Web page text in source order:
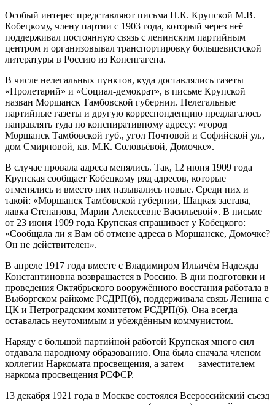
Особый интерес представляют письма Н.К. Крупской М.В.
Кобецкому, члену партии с 1903 года, который через неё
поддерживал постоянную связь с ленинским партийным
центром и организовывал транспортировку большевистской
литературы в Россию из Копенгагена.
В числе нелегальных пунктов, куда доставлялись газеты
«Пролетарий» и «Социал-демократ», в письме Крупской
назван Моршанск Тамбовской губернии. Нелегальные
партийные газеты и другую корреспонденцию предлагалось
направлять туда по конспиративному адресу: «город
Моршанск Тамбовской губ., угол Почтовой и Софийской ул.,
дом Смирновой, кв. М.К. Соловьёвой, Домочке».
В случае провала адреса менялись. Так, 12 июня 1909 года
Крупская сообщает Кобецкому ряд адресов, которые
отменялись и вместо них назывались новые. Среди них и
такой: «Моршанск Тамбовской губернии, Шацкая застава,
лавка Степанова, Марии Алексеевне Васильевой». В письме
от 23 июня 1909 года Крупская спрашивает у Кобецкого:
«Сообщала ли я Вам об отмене адреса в Моршанске, Домочке?
Он не действителен».
В апреле 1917 года вместе с Владимиром Ильичём Надежда
Константиновна возвращается в Россию. В дни подготовки и
проведения Октябрьского вооружённого восстания работала в
Выборгском райкоме РСДРП(б), поддерживала связь Ленина с
ЦК и Петроградским комитетом РСДРП(б). Она всегда
оставалась неутомимым и убеждённым коммунистом.
Наряду с большой партийной работой Крупская много сил
отдавала народному образованию. Она была сначала членом
коллегии Наркомата просвещения, а затем — заместителем
наркома просвещения РСФСР.
13 декабря 1921 года в Москве состоялся Всероссийский съезд